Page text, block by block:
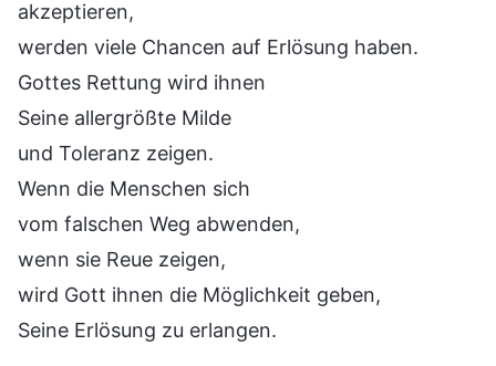
akzeptieren,
werden viele Chancen auf Erlösung haben.
Gottes Rettung wird ihnen
Seine allergrößte Milde
und Toleranz zeigen.
Wenn die Menschen sich
vom falschen Weg abwenden,
wenn sie Reue zeigen,
wird Gott ihnen die Möglichkeit geben,
Seine Erlösung zu erlangen.